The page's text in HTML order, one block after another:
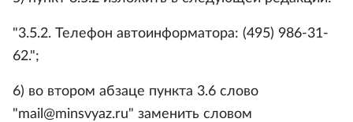
"3.5.2. Телефон автоинформатора: (495) 986-31-
62.";
6) во втором абзаце пункта 3.6 слово
"mail@minsvyaz.ru" заменить словом